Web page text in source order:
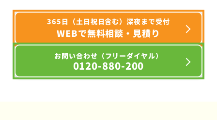
365日（土日祝日含む）深夜まで受付
WEBで無料相談・見積り
お問い合わせ（フリーダイヤル）
0120-880-200